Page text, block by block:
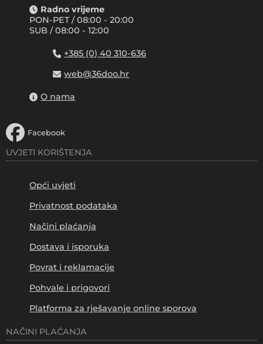
Radno vrijeme
PON-PET / 08:00 - 20:00
SUB / 08:00 - 12:00
+385 (0) 40 310-636
web@36doo.hr
O nama
Facebook
UVJETI KORIŠTENJA
Opći uvjeti
Privatnost podataka
Načini plaćanja
Dostava i isporuka
Povrat i reklamacije
Pohvale i prigovori
Platforma za rješavanje online sporova
NAČINI PLAĆANJA